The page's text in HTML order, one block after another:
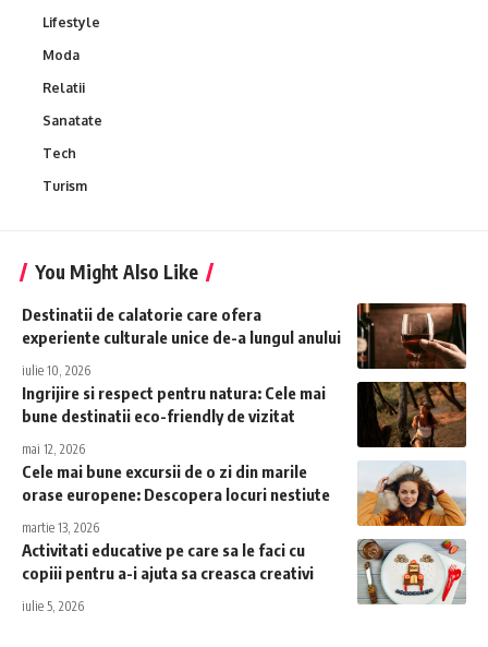
Lifestyle
Moda
Relatii
Sanatate
Tech
Turism
You Might Also Like
Destinatii de calatorie care ofera
experiente culturale unice de-a lungul anului
iulie 10, 2026
Ingrijire si respect pentru natura: Cele mai
bune destinatii eco-friendly de vizitat
mai 12, 2026
Cele mai bune excursii de o zi din marile
orase europene: Descopera locuri nestiute
martie 13, 2026
Activitati educative pe care sa le faci cu
copiii pentru a-i ajuta sa creasca creativi
iulie 5, 2026